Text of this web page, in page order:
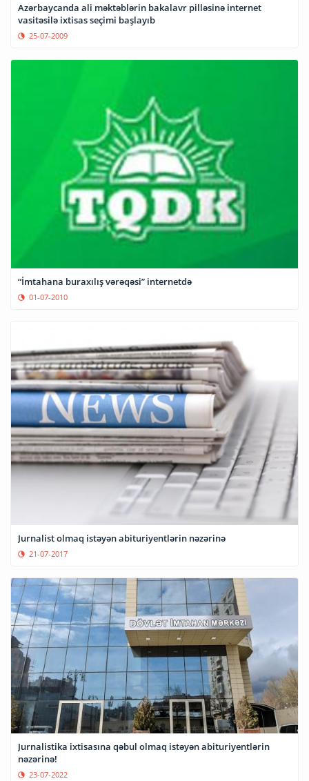
Azərbaycanda ali məktəblərin bakalavr pilləsinə internet
vasitəsilə ixtisas seçimi başlayıb
25-07-2009
“İmtahana buraxılış vərəqəsi” internetdə
01-07-2010
Jurnalist olmaq istəyən abituriyentlərin nəzərinə
21-07-2017
Jurnalistika ixtisasına qəbul olmaq istəyən abituriyentlərin
nəzərinə!
23-07-2022